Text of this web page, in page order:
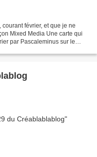
février, et que je ne
Mixed Media Une carte qui
par Pascaleminus sur le